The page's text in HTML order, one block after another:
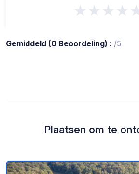
Gemiddeld (0 Beoordeling) : /5
Plaatsen om te